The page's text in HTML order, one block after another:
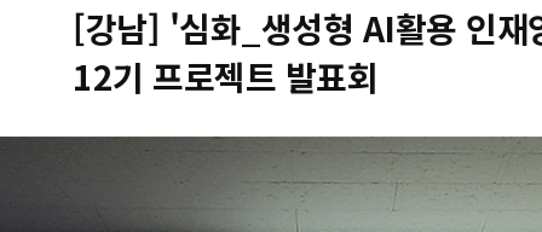
[강남] '심화_생성형 AI활용 인재
12기 프로젝트 발표회